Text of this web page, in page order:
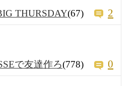
THURSDAY(67) 2
で友達作ろ(778) 0